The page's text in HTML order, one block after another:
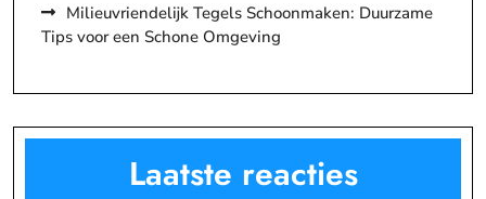
Milieuvriendelijk Tegels Schoonmaken: Duurzame
Tips voor een Schone Omgeving
Laatste reacties